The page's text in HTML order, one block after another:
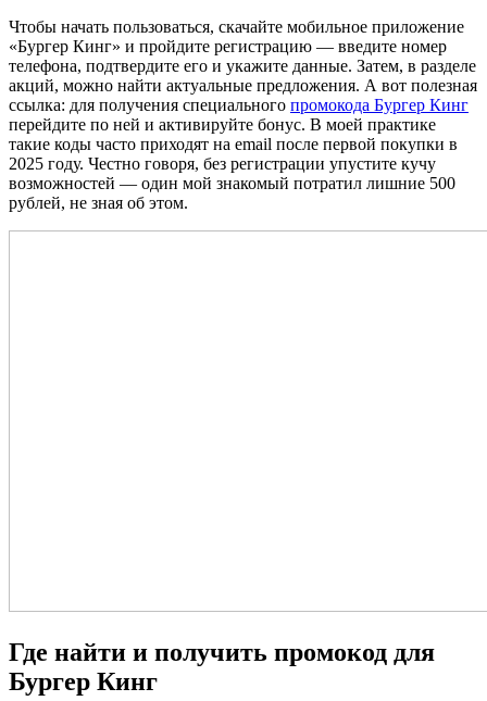
Чтобы начать пользоваться, скачайте мобильное приложение
«Бургер Кинг» и пройдите регистрацию — введите номер
телефона, подтвердите его и укажите данные. Затем, в разделе
акций, можно найти актуальные предложения. А вот полезная
ссылка: для получения специального промокода Бургер Кинг
перейдите по ней и активируйте бонус. В моей практике
такие коды часто приходят на email после первой покупки в
2025 году. Честно говоря, без регистрации упустите кучу
возможностей — один мой знакомый потратил лишние 500
рублей, не зная об этом.
Где найти и получить промокод для
Бургер Кинг